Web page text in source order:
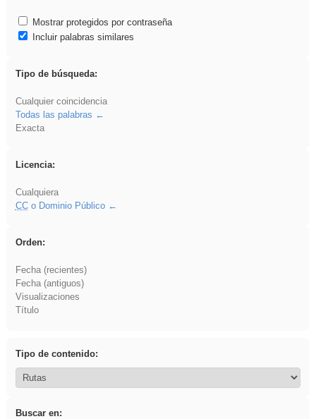
Mostrar protegidos por contraseña
Incluir palabras similares
Tipo de búsqueda:
Cualquier coincidencia
Todas las palabras
Exacta
Licencia:
Cualquiera
CCo Dominio Público
Orden:
Fecha (recientes)
Fecha (antiguos)
Visualizaciones
Título
Tipo de contenido:
Buscar en: